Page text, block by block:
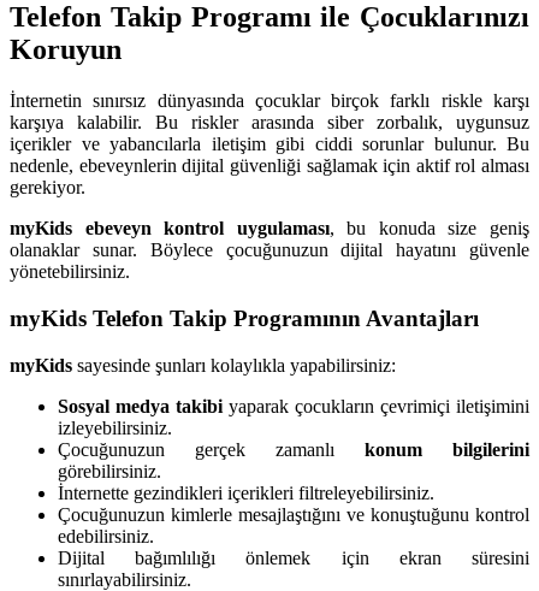
Telefon Takip Programı ile Çocuklarınızı
Koruyun
İnternetin sınırsız dünyasında çocuklar birçok farklı riskle karşı
karşıya kalabilir. Bu riskler arasında siber zorbalık, uygunsuz
içerikler ve yabancılarla iletişim gibi ciddi sorunlar bulunur. Bu
nedenle, ebeveynlerin dijital güvenliği sağlamak için aktif rol alması
gerekiyor.
myKids ebeveyn kontrol uygulaması, bu konuda size geniş
olanaklar sunar. Böylece çocuğunuzun dijital hayatını güvenle
yönetebilirsiniz.
myKids Telefon Takip Programının Avantajları
myKids sayesinde şunları kolaylıkla yapabilirsiniz:
Sosyal medya takibi yaparak çocukların çevrimiçi iletişimini
izleyebilirsiniz.
Çocuğunuzun gerçek zamanlı konum bilgilerini
görebilirsiniz.
İnternette gezindikleri içerikleri filtreleyebilirsiniz.
Çocuğunuzun kimlerle mesajlaştığını ve konuştuğunu kontrol
edebilirsiniz.
Dijital bağımlılığı önlemek için ekran süresini
sınırlayabilirsiniz.